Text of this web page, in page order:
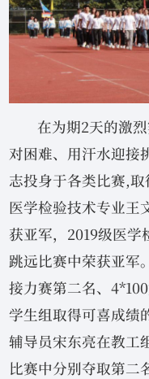
在为期2天的激
对困难、用汗水迎接
志投身于各类比赛,
医学检验技术专业王
获亚军，2019级医学
跳远比赛中荣获亚军
接力赛第二名、
学生组取得可喜成绩
辅导员宋东亮在教
比赛中分别夺取第二